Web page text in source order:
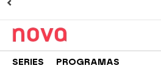
SERIES PROGRAMAS